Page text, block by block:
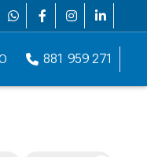
881 959 271